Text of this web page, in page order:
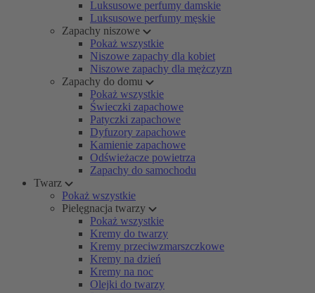
Luksusowe perfumy damskie
Luksusowe perfumy męskie
Zapachy niszowe
Pokaż wszystkie
Niszowe zapachy dla kobiet
Niszowe zapachy dla mężczyzn
Zapachy do domu
Pokaż wszystkie
Świeczki zapachowe
Patyczki zapachowe
Dyfuzory zapachowe
Kamienie zapachowe
Odświeżacze powietrza
Zapachy do samochodu
Twarz
Pokaż wszystkie
Pielęgnacja twarzy
Pokaż wszystkie
Kremy do twarzy
Kremy przeciwzmarszczkowe
Kremy na dzień
Kremy na noc
Olejki do twarzy